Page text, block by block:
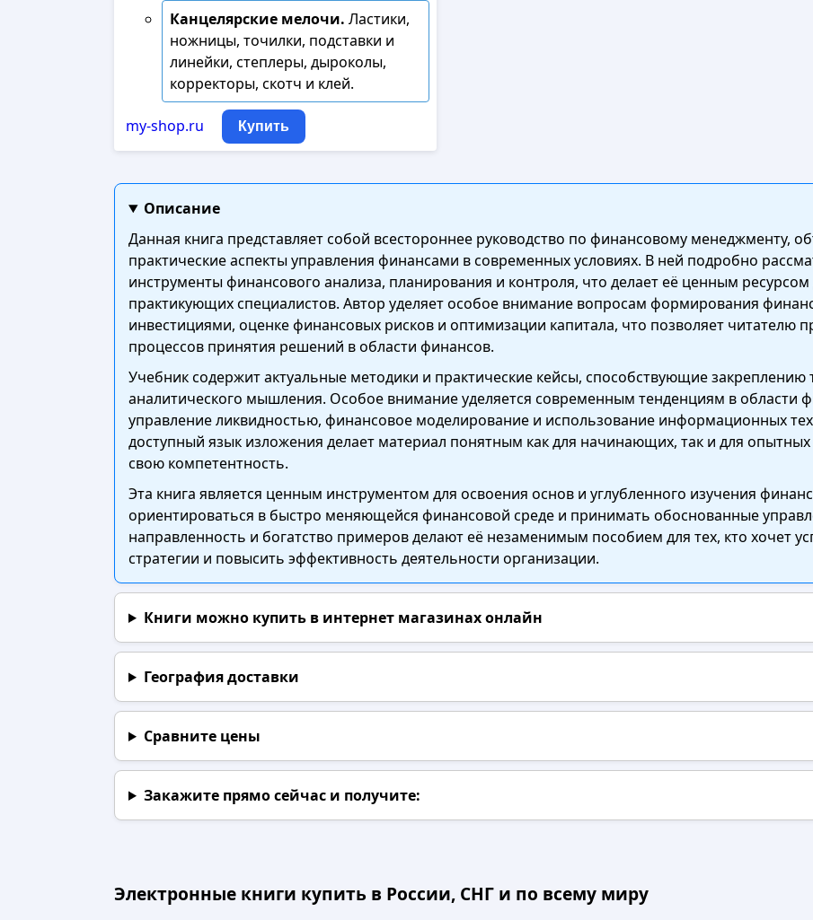
Канцелярские мелочи. Ластики,
ножницы, точилки, подставки и
линейки, степлеры, дыроколы,
корректоры, скотч и клей.
my-shop.ru Купить
Описание
Данная книга представляет собой всестороннее руководство по финансовому менеджменту,
практические аспекты управления финансами в современных условиях. В ней подробно
инструменты финансового анализа, планирования и контроля, что делает её ценным ресурсом
практикующих специалистов. Автор уделяет особое внимание вопросам формирования
инвестициями, оценке финансовых рисков и оптимизации капитала, что позволяет читателю
процессов принятия решений в области финансов.
Учебник содержит актуальные методики и практические кейсы, способствующие закреплению
аналитического мышления. Особое внимание уделяется современным тенденциям в области
управление ликвидностью, финансовое моделирование и использование информационных
доступный язык изложения делает материал понятным как для начинающих, так и для
свою компетентность.
Эта книга является ценным инструментом для освоения основ и углубленного изучения
ориентироваться в быстро меняющейся финансовой среде и принимать обоснованные
направленность и богатство примеров делают её незаменимым пособием для тех, кто хочет
стратегии и повысить эффективность деятельности организации.
Книги можно купить в интернет магазинах онлайн
География доставки
Сравните цены
Закажите прямо сейчаси получите:
Электронные книги купить в России, СНГ и по всему миру